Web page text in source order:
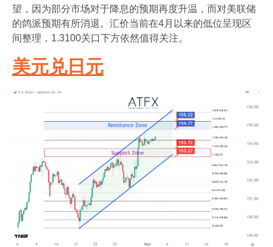
望，因为部分市场对于降息的预期再度升温，而对美联储
的鸽派预期有所消退。汇价当前在4月以来的低位呈现区
间整理，1.3100关口下方依然值得关注。
美元兑日元